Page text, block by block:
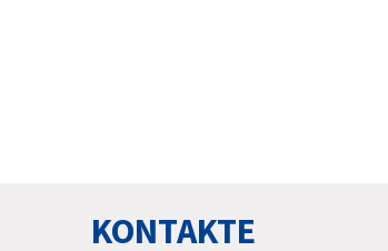
KONTAKTE